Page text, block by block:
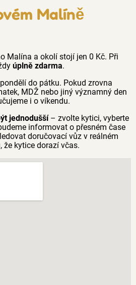
Malíně
Malína a okolí stojí jen 0 Kč. Při
úplně zdarma.
do pátku. Pokud zrovna
MDŽ nebo jiný významný den
i o víkendu.
jednodušší– zvolte kytici, vyberte
informovat o přesném čase
doručovací vůz v reálném
že kytice dorazí včas.